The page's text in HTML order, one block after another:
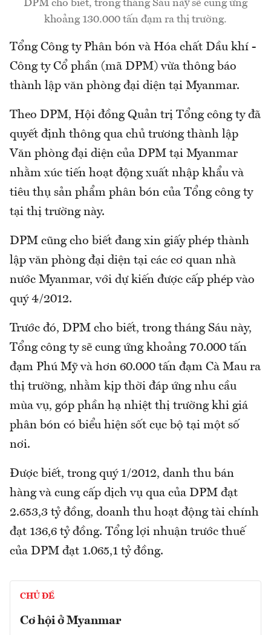
DPM cho biết, trong tháng Sáu này sẽ cung ứng
khoảng 130.000 tấn đạm ra thị trường.
Tổng Công ty Phân bón và Hóa chất Dầu khí -
Công ty Cổ phần (mã DPM) vừa thông báo
thành lập văn phòng đại diện tại Myanmar.
Theo DPM, Hội đồng Quản trị Tổng công ty đã
quyết định thông qua chủ trương thành lập
Văn phòng đại diện của DPM tại Myanmar
nhằm xúc tiến hoạt động xuất nhập khẩu và
tiêu thụ sản phẩm phân bón của Tổng công ty
tại thị trường này.
DPM cũng cho biết đang xin giấy phép thành
lập văn phòng đại diện tại các cơ quan nhà
nước Myanmar, với dự kiến được cấp phép vào
quý 4/2012.
Trước đó, DPM cho biết, trong tháng Sáu này,
Tổng công ty sẽ cung ứng khoảng 70.000 tấn
đạm Phú Mỹ và hơn 60.000 tấn đạm Cà Mau ra
thị trường, nhằm kịp thời đáp ứng nhu cầu
mùa vụ, góp phần hạ nhiệt thị trường khi giá
phân bón có biểu hiện sốt cục bộ tại một số
nơi.
Được biết, trong quý 1/2012, danh thu bán
hàng và cung cấp dịch vụ qua của DPM đạt
2.653,3 tỷ đồng, doanh thu hoạt động tài chính
đạt 136,6 tỷ đồng. Tổng lợi nhuận trước thuế
của DPM đạt 1.065,1 tỷ đồng.
CHỦ ĐỀ
Cơ hội ở Myanmar